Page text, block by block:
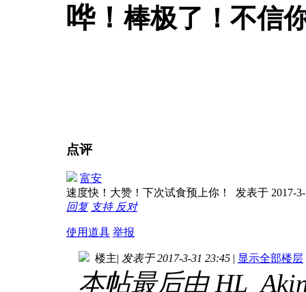
哗！棒极了！不信
点评
富安
速度快！大赞！下次试食预上你！ 发表于 2017-
回复 支持 反对
使用道具 举报
楼主| 发表于 2017-3-31 23:45 | 显示全部楼层
本帖最后由